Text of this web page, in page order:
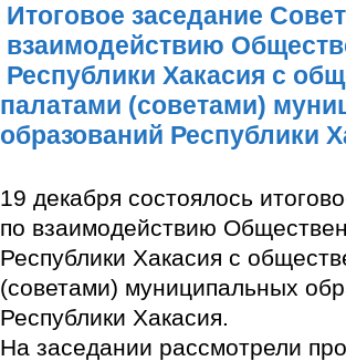
Итоговое заседание
взаимодействию
Республики Хакасия с
палатами (советами)
образований Республики
19 декабря состоялось
по взаимодействию
Республики Хакасия с
(советами) муниципальных
Республики Хакасия.
На заседании рассмотрели